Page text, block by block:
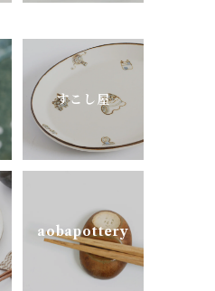
すこし屋
aobapottery